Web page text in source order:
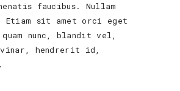
faucibus. Nullam
Etiam sit amet orci eget
quam nunc, blandit vel,
hendrerit id,